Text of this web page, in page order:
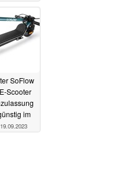
SoFlow
Scooter
im
19.09.2023